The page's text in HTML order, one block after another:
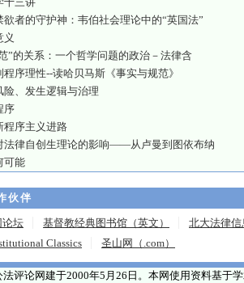
者的守护神：韦伯社会理论中的“英国法”
义
”的关系：一个哲学问题的政治－法律含
序理性--读哈贝马斯《事实与规范》
、发生逻辑与治理
序
程序主义进路
法律自创生理论的影响——从卢曼到图依布纳
可能
伙伴
论坛 基督教经典图书馆（英文）
北大法律信
Classics
圣山网（.com）
法评论网建于2000年5月26日。本网使用资料基于